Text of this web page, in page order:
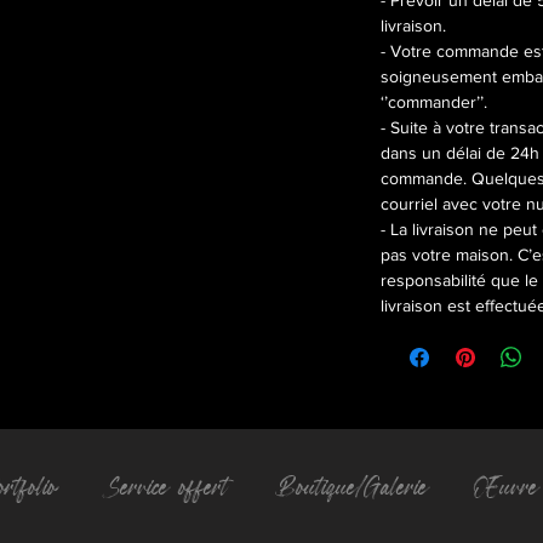
livraison.
- Votre commande
soigneusement
‘’commander’’.
- Suite à votre
dans un délai de
commande.
courriel avec votre
- La livraison ne
pas votre maison.
responsabilité que
livraison est
Service offert Boutique/Galerie Œuvre